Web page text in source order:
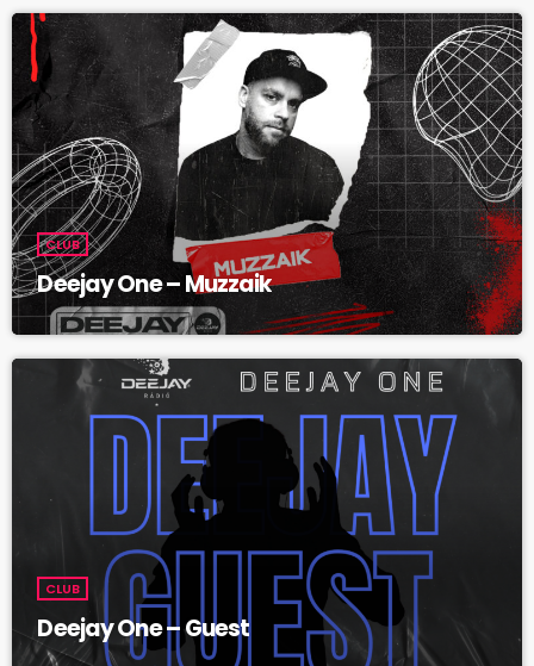
CLUB
Deejay One – Muzzaik
CLUB
Deejay One – Guest